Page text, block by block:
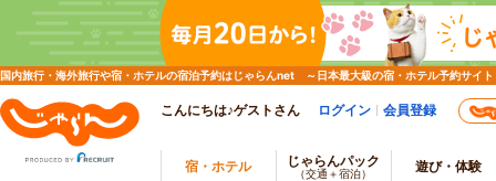
国内旅行・海外旅行や宿・ホテルの宿泊予約はじゃらんnet ～日本最大級の宿・ホテル予約サイト
こんにちは♪ゲストさん ログイン 会員登録
宿・ホテル じゃらんパック
（交通＋宿泊） 遊び・体験